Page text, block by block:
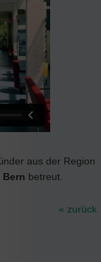
aus der Region
betreut.
« zurück